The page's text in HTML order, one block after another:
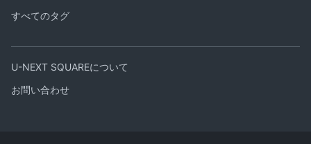
すべてのタグ
U-NEXT SQUAREについて
お問い合わせ